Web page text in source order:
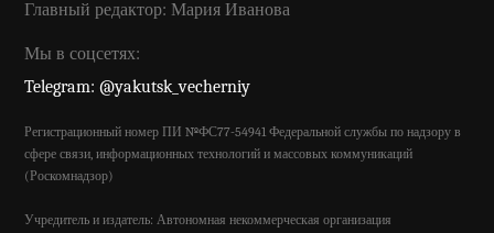
Главный редактор: Мария Иванова
Мы в соцсетях:
Telegram: @yakutsk_vecherniy
Регистрационный номер ПИ №ФС77-54941 Федеральной службы по надзору в
сфере связи, информационных технологий и массовых коммуникаций
(Роскомнадзор)
Учредитель и издатель: Автономная некоммерческая организация